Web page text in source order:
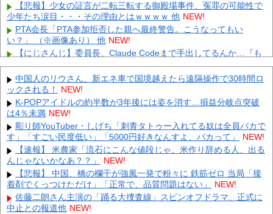
【悲報】少女の証言が二転三転する御殿場事件、冤罪の可能性で
少年たち涙目・・・その理由とはｗｗｗｗ 他 NEW!
PTA会長「PTA参加拒否した親へ最終警告。こうなってもい
い？」 （※画像あり） 他 NEW!
【にじさんじ】委員長、Claude Codeまで手出してるんか…『も
う何でも作れそうやな』 他 NEW!
【驚愕】1000分の1レベルの神引きがヤバすぎるｗｗｗ 他 NEW!
DeNA・エンカーナシオン、好きな日本語は「だまれ・くさい・
歯磨き・お願いします…」 他 NEW!
ロシアさん、国民の財産を没収しはじめる
【画像】 全身入れ墨の彫り師、『とんでもない正論』を吐いて30
万再生されてしまうｗｗｗｗｗｗｗ NEW!
【悲報】 明日、飛田給とかいう謎の場所に行くんやが何があるん
や????・・・・・・・・・ NEW!
【最新画像】 tuki.(17)、ハワイでほぼ全部出し！「隠しきれない
美貌」とSNSざわつく NEW!
【恐怖】 家族葬・一日葬なら安いという風潮、完全に嘘だっ
た・・・・ NEW!
中国人のリウさん、新エネ車で国境越えたら遠隔操作で30時間ロ
ックされる！
NEW!
K-POPアイドルの約半数が3年後には姿を消す…損益分岐点突破
は4％未満 NEW!
彫り師YouTuber・しげち「刺青タトゥー入れてる奴は全員バカで
す」「すごい民度低い」「5000円好きなんすよ、バカって」
NEW!
【速報】 米農家「流石にこんな値段じゃ、米作り辞める人、出る
んじゃないかなあ？？」
NEW!
【悲報】 中国、橋の欄干が強風一発で粉々に 鉄筋ゼロ 当局「接
着剤でくっつけただけ」「正常で、品質問題はない」
NEW!
佐藤二朗さん主演の「踊る大捜査線」スピンオフドラマ、正式に
中止との報道他 NEW!